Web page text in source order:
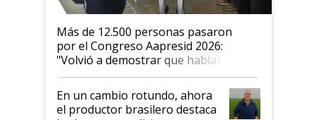
Más de 12.500 personas pasaron
por el Congreso Aapresid 2026:
"Volvió a demostrar que hablar del
suelo es hablar de todo el sistema
productivo"
En un cambio rotundo, ahora
el productor brasilero destaca